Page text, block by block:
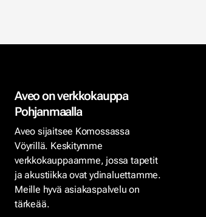
Aveo on verkkokauppa
Pohjanmaalla
Aveo sijaitsee Komossassa
Vöyrillä. Keskitymme
verkkokauppaamme, jossa tapetit
ja akustiikka ovat ydinaluettamme.
Meille hyvä asiakaspalvelu on
tärkeää.